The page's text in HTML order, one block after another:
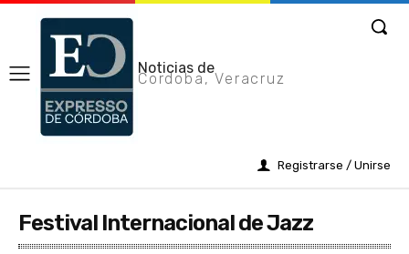
Noticias de
Cordoba, Veracruz
Registrarse / Unirse
Festival Internacional de Jazz